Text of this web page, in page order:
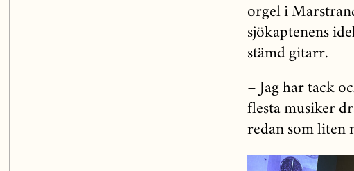
orgel i
sjökaptenens
stämd gitarr.
– Jag har tack
flesta musiker
redan som liten